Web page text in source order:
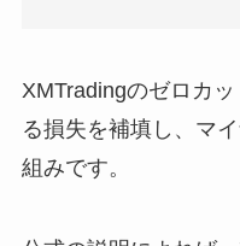
XMTradingのゼロカ
る損失を補填し、マ
組みです。